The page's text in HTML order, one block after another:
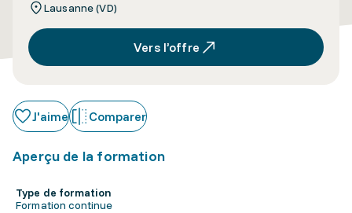
Lausanne (VD)
Vers l’offre
J'aime Comparer
Aperçu de la formation
Type de formation
Formation continue